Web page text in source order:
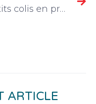
Petits colis en provenance de Chine : l’Union européenne durcit sa politique douanière
ARTICLE